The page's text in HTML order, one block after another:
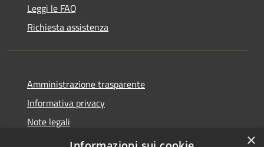
Leggi le FAQ
Richiesta assistenza
Amministrazione trasparente
Informativa privacy
Note legali
Dichiarazione di accessibilità
×